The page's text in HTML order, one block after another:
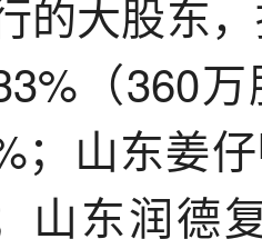
的大股东
（360
；山东姜
山东润德